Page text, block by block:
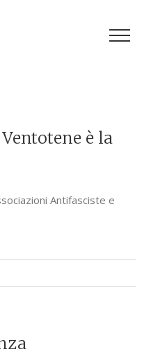
è la
Antifasciste e